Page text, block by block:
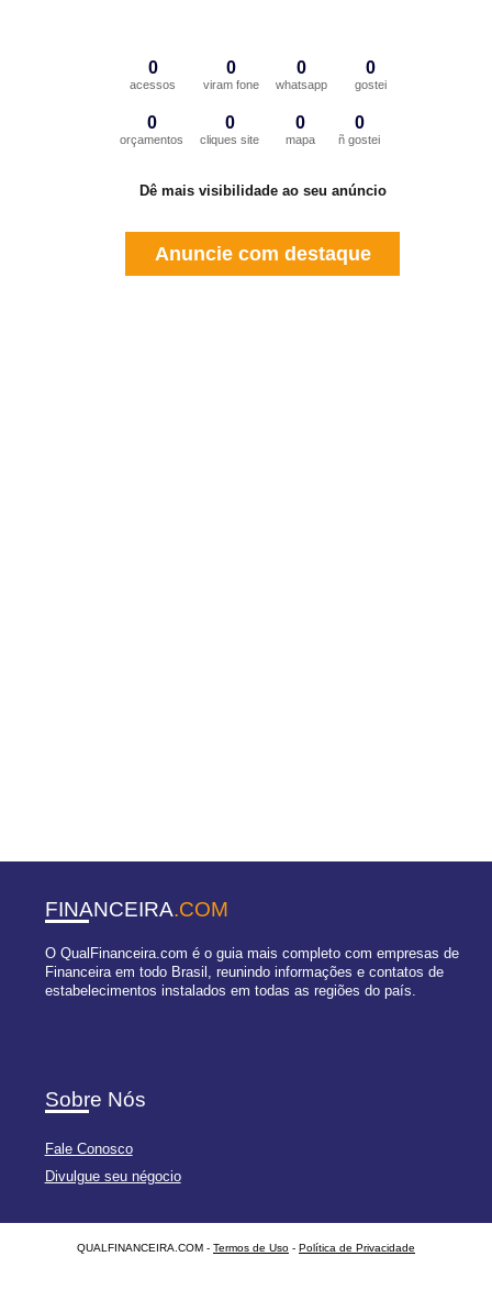
0
acessos
0
viram fone
0
whatsapp
0
gostei
0
orçamentos
0
cliques site
0
mapa
0
ñ gostei
Dê mais visibilidade ao seu anúncio
Anuncie com destaque
FINANCEIRA.COM
O QualFinanceira.com é o guia mais completo com empresas de
Financeira em todo Brasil, reunindo informações e contatos de
estabelecimentos instalados em todas as regiões do país.
Sobre Nós
Fale Conosco
Divulgue seu négocio
QUALFINANCEIRA.COM - Termos de Uso - Política de Privacidade